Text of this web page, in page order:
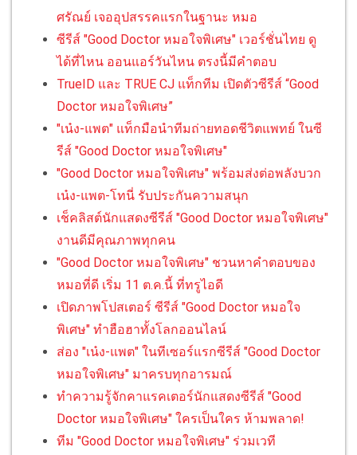
ศรัณย์ เจออุปสรรคแรกในฐานะ หมอ
ซีรีส์ "Good Doctor หมอใจพิเศษ" เวอร์ชั่นไทย ดู
ได้ที่ไหน ออนแอร์วันไหน ตรงนี้มีคำตอบ
TrueID และ TRUE CJ แท็กทีม เปิดตัวซีรีส์ “Good
Doctor หมอใจพิเศษ”
"เน๋ง-แพต" แท็กมือนำทีมถ่ายทอดชีวิตแพทย์ ในซี
รีส์ "Good Doctor หมอใจพิเศษ"
"Good Doctor หมอใจพิเศษ" พร้อมส่งต่อพลังบวก
เน๋ง-แพต-โทนี่ รับประกันความสนุก
เช็คลิสต์นักแสดงซีรีส์ "Good Doctor หมอใจพิเศษ"
งานดีมีคุณภาพทุกคน
"Good Doctor หมอใจพิเศษ" ชวนหาคำตอบของ
หมอที่ดี เริ่ม 11 ต.ค.นี้ ที่ทรูไอดี
เปิดภาพโปสเตอร์ ซีรีส์ "Good Doctor หมอใจ
พิเศษ" ทำฮือฮาทั้งโลกออนไลน์
ส่อง "เน๋ง-แพต" ในทีเซอร์แรกซีรีส์ "Good Doctor
หมอใจพิเศษ" มาครบทุกอารมณ์
ทำความรู้จักคาแรคเตอร์นักแสดงซีรีส์ "Good
Doctor หมอใจพิเศษ" ใครเป็นใคร ห้ามพลาด!
ทีม "Good Doctor หมอใจพิเศษ" ร่วมเวที